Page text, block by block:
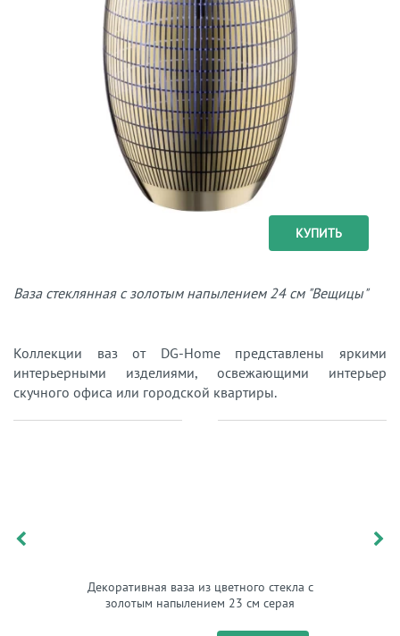
КУПИТЬ
Ваза стеклянная с золотым напылением 24 см "Вещицы"
Коллекции ваз от DG-Home представлены яркими
интерьерными изделиями, освежающими интерьер
скучного офиса или городской квартиры.
Декоративная ваза из цветного стекла с
золотым напылением 23 см серая